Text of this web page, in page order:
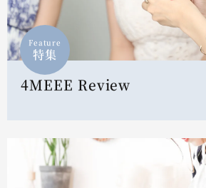
Feature
特集
4MEEE Review